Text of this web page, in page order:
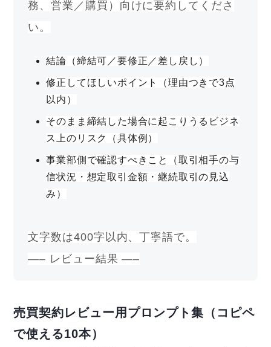
務、営業／購買）向けに要約してくださ
い。
結論（締結可／要修正／差し戻し）
修正してほしいポイント（理由つきで3点
以内）
そのまま締結した場合に起こりうるビジネ
ス上のリスク（具体例）
事業部側で確認すべきこと（取引相手の与
信状況・想定取引金額・継続取引の見込
み）
文字数は400字以内、丁寧語で。
—– レビュー結果 —–
売買契約レビュー用プロンプト集（コピペ
で使える10本）